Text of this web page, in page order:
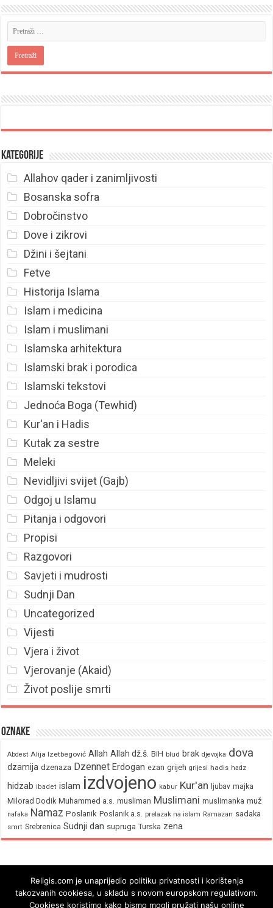
Kategorije
Allahov qader i zanimljivosti
Bosanska sofra
Dobročinstvo
Dove i zikrovi
Džini i šejtani
Fetve
Historija Islama
Islam i medicina
Islam i muslimani
Islamska arhitektura
Islamski brak i porodica
Islamski tekstovi
Jednoća Boga (Tewhid)
Kur'an i Hadis
Kutak za sestre
Meleki
Nevidljivi svijet (Gajb)
Odgoj u Islamu
Pitanja i odgovori
Propisi
Razgovori
Savjeti i mudrosti
Sudnji Dan
Uncategorized
Vijesti
Vjera i život
Vjerovanje (Akaid)
Život poslije smrti
Oznake
Abdest Alija Izetbegović Allah Allah dž.š. BiH blud brak djevojka dova
dzamija dzenaza Dzennet Erdogan ezan grijeh grijesi hadis hadz
hidzab ibadet islam izdvojeno kabur Kur'an ljubav majka
Milorad Dodik Muhammed a.s. musliman Muslimani muslimanka muž
nafaka Namaz Poslanik Poslanik a.s. prelazak na islam Ramazan sadaka
smrt Srebrenica Sudnji dan supruga Turska zena
Religis.com je unaprijedio politiku privatnosti i korištenja
takozvanih cookiesa, u skladu s novom europskom regulativom.
Cookiese koristimo kako bismo mogli pružati našu online